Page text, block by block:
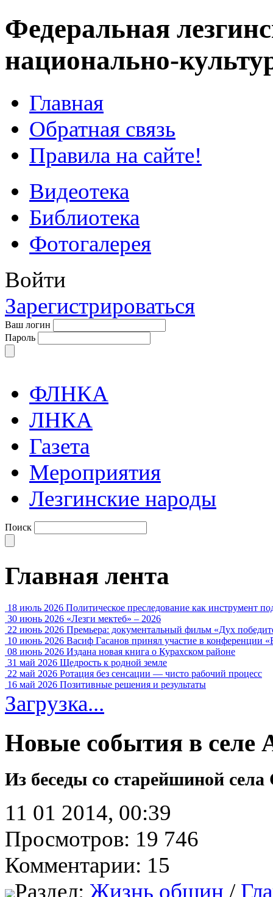
Федеральная
национально-
Главная
Обратная связь
Правила на сайте!
Видеотека
Библиотека
Фотогалерея
Войти
Зарегистрироваться
Ваш логин
Пароль
ФЛНКА
ЛНКА
Газета
Мероприятия
Лезгинские народы
Поиск
Главная лента
18 июль 2026 Политическое преследование как инструмент
30 июнь 2026 «Лезги мектеб» – 2026
22 июнь 2026 Премьера: документальный фильм «Дух
10 июнь 2026 Васиф Гасанов принял участие в конференции
08 июнь 2026 Издана новая книга о Курахском районе
31 май 2026 Щедрость к родной земле
22 май 2026 Ротация без сенсации — чисто рабочий процесс
16 май 2026 Позитивные решения и результаты
Загрузка...
Новые события в селе
Из беседы со старейшиной
11 01 2014, 00:39
Просмотров: 19 746
Комментарии: 15
Раздел: Жизнь общин /